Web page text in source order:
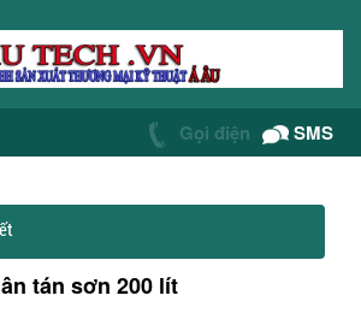
Gọi điện SMS
tán sơn 200 lít